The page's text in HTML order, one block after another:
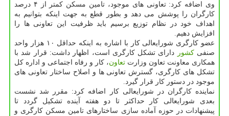
وی اضافه كرد: تعاونی های موجود، تامین مسكن كمتر از ۴ درصد
كارگران را پوشش می دهد و بطور قطع به جهت اینكه بتوانیم به
اهداف خود در نظام توزیع برسیم باید ظرفیت این تعاونی ها را
افزایش دهیم.
عضو كارگری شورایعالی كار با اشاره به اینكه حداقل ۱۰ هزار واحد
صنفیكشور
دارای تشكل كارگری است، اظهار داشت: قرار شد با
همكاری معاونت تعاون وزارت تعاون، كار و رفاه اجتماعی و اداره كل
تشكل های كارگری، گسترش تعاونی ها و اصلاح ساختار تعاونی های
موجود در دستور كار قرار گیرد.
نماینده كارگران در شورایعالی كار اضافه كرد: مقرر شد نشست
بعدی شورایعالی كار حداكثر تا دو هفته آینده تشكیل گردد تا
پیشنهادات در حوزه آماده سازی ساختارهای تامین مسكن كارگری و